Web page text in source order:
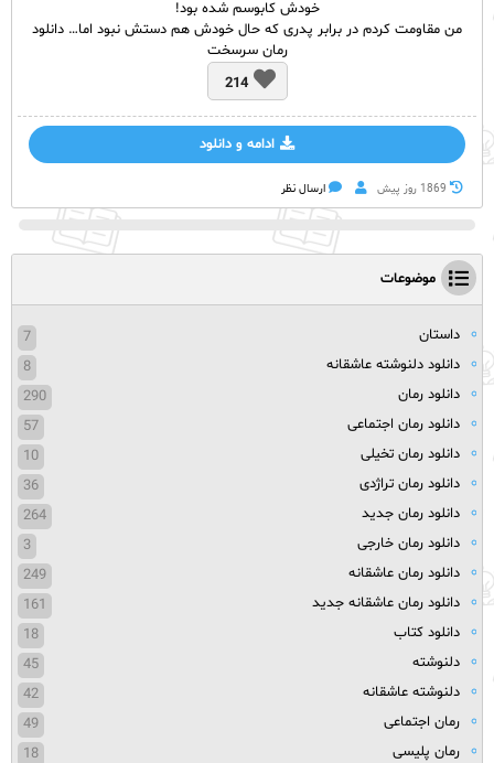
خودش کابوسم شده بود!
من مقاومت کردم در برابر پدری که حال خودش هم دستش نبود اما… دانلود
رمان سرسخت
214
ادامه و دانلود
1869 روز پيش ارسال نظر
موضوعات
داستان
7
دانلود دلنوشته عاشقانه
8
دانلود رمان
290
دانلود رمان اجتماعی
57
دانلود رمان تخیلی
10
دانلود رمان تراژدی
36
دانلود رمان جدید
264
دانلود رمان خارجی
3
دانلود رمان عاشقانه
249
دانلود رمان عاشقانه جدید
161
دانلود کتاب
18
دلنوشته
45
دلنوشته عاشقانه
42
رمان اجتماعی
49
رمان پلیسی
18